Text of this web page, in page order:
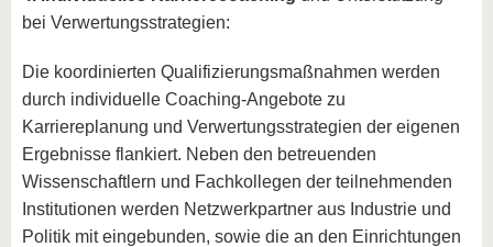
bei Verwertungsstrategien:
Die koordinierten Qualifizierungsmaßnahmen werden
durch individuelle Coaching-Angebote zu
Karriereplanung und Verwertungsstrategien der eigenen
Ergebnisse flankiert. Neben den betreuenden
Wissenschaftlern und Fachkollegen der teilnehmenden
Institutionen werden Netzwerkpartner aus Industrie und
Politik mit eingebunden, sowie die an den Einrichtungen